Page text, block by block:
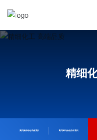
网站首页
新闻动态
精细
聚丙烯外给电子体系列 聚丙烯内给电子体系列